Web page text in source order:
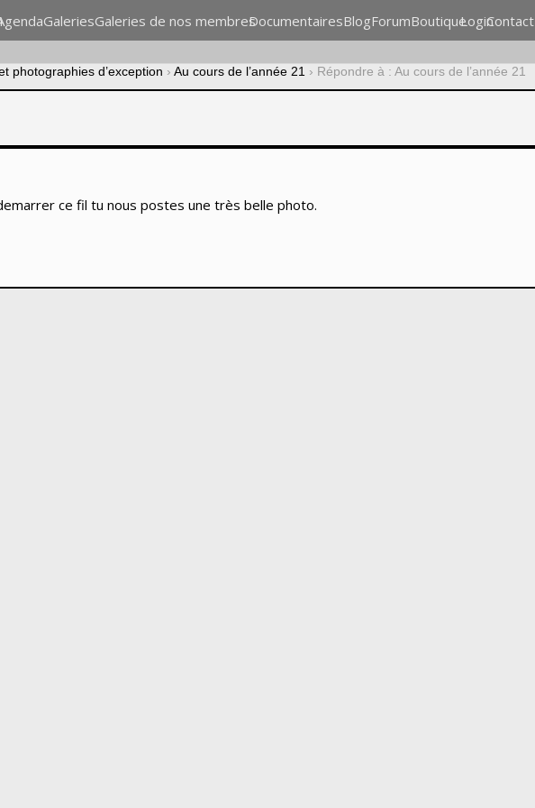
GaleriesGaleries de nos membresDocumentairesBlogForumBoutiqueLoginContact
photographies d’exception › Au cours de l’année 21 › Répondre à : Au cours de l’année 21
ce fil tu nous postes une très belle photo.